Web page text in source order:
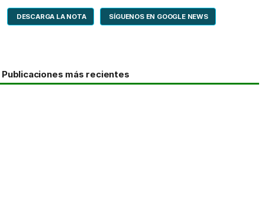
DESCARGA LA NOTA SÍGUENOS EN GOOGLE NEWS
Publicaciones más recientes